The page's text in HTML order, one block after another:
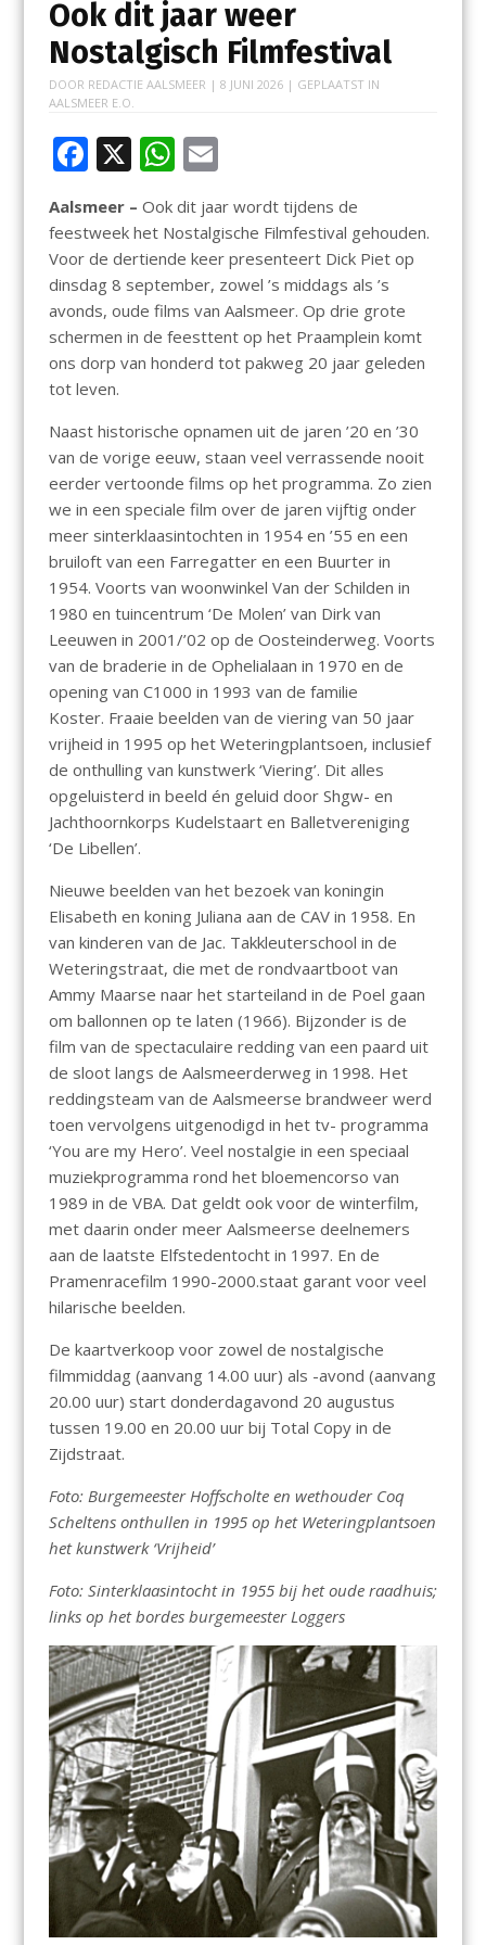
Ook dit jaar weer
Nostalgisch Filmfestival
DOOR REDACTIE AALSMEER | 8 JUNI 2026| GEPLAATST IN
AALSMEER E.O.
F
e
b
o
o
k
X W
h
at
s
A
p
p
E
ai
l
Aalsmeer – Ook dit jaar wordt tijdens de
feestweek het Nostalgische Filmfestival gehouden.
Voor de dertiende keer presenteert Dick Piet op
dinsdag 8 september, zowel ’s middags als ’s
avonds, oude films van Aalsmeer. Op drie grote
schermen in de feesttent op het Praamplein komt
ons dorp van honderd tot pakweg 20 jaar geleden
tot leven.
Naast historische opnamen uit de jaren ’20 en ’30
van de vorige eeuw, staan veel verrassende nooit
eerder vertoonde films op het programma. Zo zien
we in een speciale film over de jaren vijftig onder
meer sinterklaasintochten in 1954 en ’55 en een
bruiloft van een Farregatter en een Buurter in
1954. Voorts van woonwinkel Van der Schilden in
1980 en tuincentrum ‘De Molen’ van Dirk van
Leeuwen in 2001/’02 op de Oosteinderweg. Voorts
van de braderie in de Ophelialaan in 1970 en de
opening van C1000 in 1993 van de familie
Koster. Fraaie beelden van de viering van 50 jaar
vrijheid in 1995 op het Weteringplantsoen, inclusief
de onthulling van kunstwerk ‘Viering’. Dit alles
opgeluisterd in beeld én geluid door Shgw- en
Jachthoornkorps Kudelstaart en Balletvereniging
‘De Libellen’.
Nieuwe beelden van het bezoek van koningin
Elisabeth en koning Juliana aan de CAV in 1958. En
van kinderen van de Jac. Takkleuterschool in de
Weteringstraat, die met de rondvaartboot van
Ammy Maarse naar het starteiland in de Poel gaan
om ballonnen op te laten (1966). Bijzonder is de
film van de spectaculaire redding van een paard uit
de sloot langs de Aalsmeerderweg in 1998. Het
reddingsteam van de Aalsmeerse brandweer werd
toen vervolgens uitgenodigd in het tv- programma
‘You are my Hero’. Veel nostalgie in een speciaal
muziekprogramma rond het bloemencorso van
1989 in de VBA. Dat geldt ook voor de winterfilm,
met daarin onder meer Aalsmeerse deelnemers
aan de laatste Elfstedentocht in 1997. En de
Pramenracefilm 1990-2000.staat garant voor veel
hilarische beelden.
De kaartverkoop voor zowel de nostalgische
filmmiddag (aanvang 14.00 uur) als -avond (aanvang
20.00 uur) start donderdagavond 20 augustus
tussen 19.00 en 20.00 uur bij Total Copy in de
Zijdstraat.
Foto: Burgemeester Hoffscholte en wethouder Coq
Scheltens onthullen in 1995 op het Weteringplantsoen
het kunstwerk ‘Vrijheid’
Foto: Sinterklaasintocht in 1955 bij het oude raadhuis;
links op het bordes burgemeester Loggers